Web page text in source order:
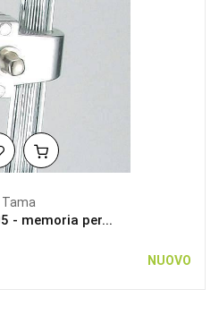
Tama
- memoria per...
NUOVO